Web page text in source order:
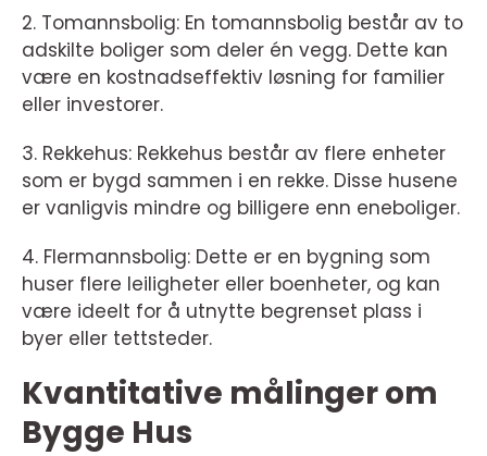
2. Tomannsbolig: En tomannsbolig består av to
adskilte boliger som deler én vegg. Dette kan
være en kostnadseffektiv løsning for familier
eller investorer.
3. Rekkehus: Rekkehus består av flere enheter
som er bygd sammen i en rekke. Disse husene
er vanligvis mindre og billigere enn eneboliger.
4. Flermannsbolig: Dette er en bygning som
huser flere leiligheter eller boenheter, og kan
være ideelt for å utnytte begrenset plass i
byer eller tettsteder.
Kvantitative målinger om
Bygge Hus